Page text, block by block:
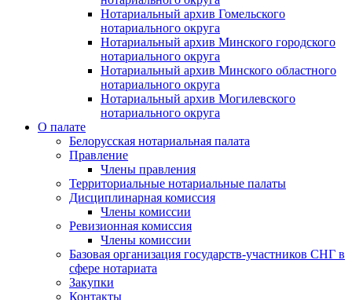
Нотариальный архив Гомельского
нотариального округа
Нотариальный архив Минского городского
нотариального округа
Нотариальный архив Минского областного
нотариального округа
Нотариальный архив Могилевского
нотариального округа
О палате
Белорусская нотариальная палата
Правление
Члены правления
Территориальные нотариальные палаты
Дисциплинарная комиссия
Члены комиссии
Ревизионная комиссия
Члены комиссии
Базовая организация государств-участников СНГ в
сфере нотариата
Закупки
Контакты